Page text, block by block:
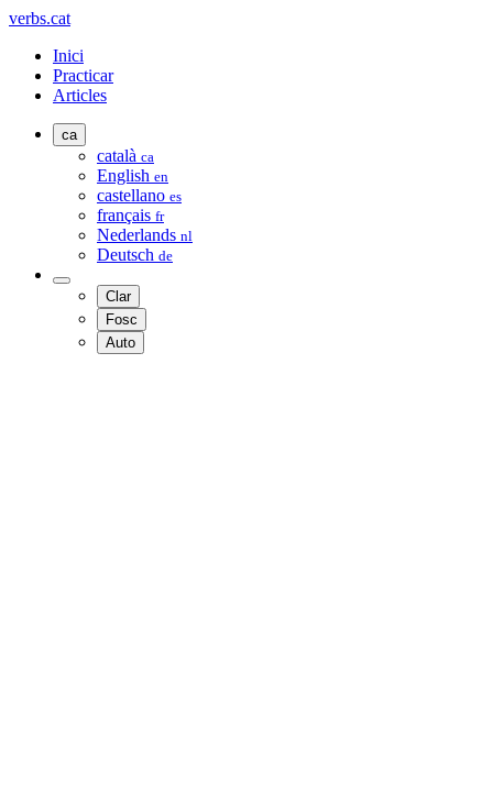
verbs.cat
Inici
Practicar
Articles
ca
català ca
English en
castellano es
français fr
Nederlands nl
Deutsch de
Clar
Fosc
Auto